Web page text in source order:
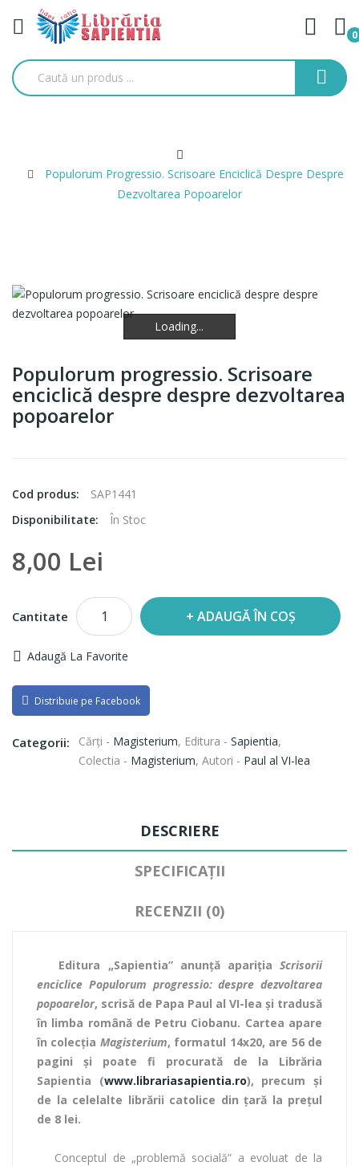
0
Populorum Progressio. Scrisoare Enciclică Despre Despre
Dezvoltarea Popoarelor
Loading...
Loading...
Loading...
Populorum progressio. Scrisoare
enciclică despre despre dezvoltarea
popoarelor
Cod produs:
SAP1441
Disponibilitate:
În Stoc
8,00 Lei
Cantitate ADAUGĂ ÎN COȘ
Adaugă La Favorite
Distribuie pe Facebook
Categorii: Cărți - Magisterium, Editura - Sapientia,
Colectia - Magisterium, Autori - Paul al VI-lea
DESCRIERE
SPECIFICAȚII
RECENZII (0)
Editura „Sapientia” anunţă apariţia Scrisorii
enciclice Populorum progressio: despre dezvoltarea
popoarelor, scrisă de Papa Paul al VI-lea și tradusă
în limba română de Petru Ciobanu. Cartea apare
în colecţia Magisterium, formatul 14x20, are 56 de
pagini şi poate fi procurată de la Librăria
Sapientia (www.librariasapientia.ro), precum şi
de la celelalte librării catolice din ţară la preţul
de 8 lei.
Conceptul de „problemă socială” a evoluat de la